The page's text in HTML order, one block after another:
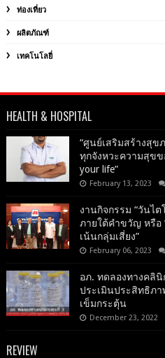
ท่องเที่ยว
ผลิตภัณฑ์
เทคโนโลยี่
HEALTH & HOSPITAL
“ศูนย์เสริมสร้างสุ
ทุกจังหวะความสุขข
your life”
February 13, 2023
งานกิจกรรม “วันไต
ภายใต้คำขวัญ หรือ
เน้นกลุ่มเสี่ยง”
February 06, 2023
อภ. ทดลองทางคลินิ
ประเมินประสิทธิภ
เข็มกระตุ้น
December 23, 2022
REVIEW